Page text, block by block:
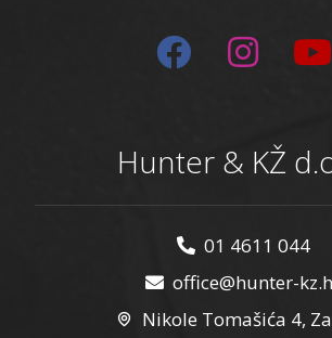
Hunter & KŽ
01 4611 044
office@hunter-
Nikole Tomašića 4,